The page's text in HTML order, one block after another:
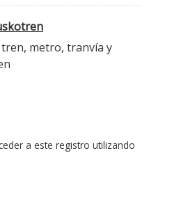
metro, tranvía y
a este registro utilizando